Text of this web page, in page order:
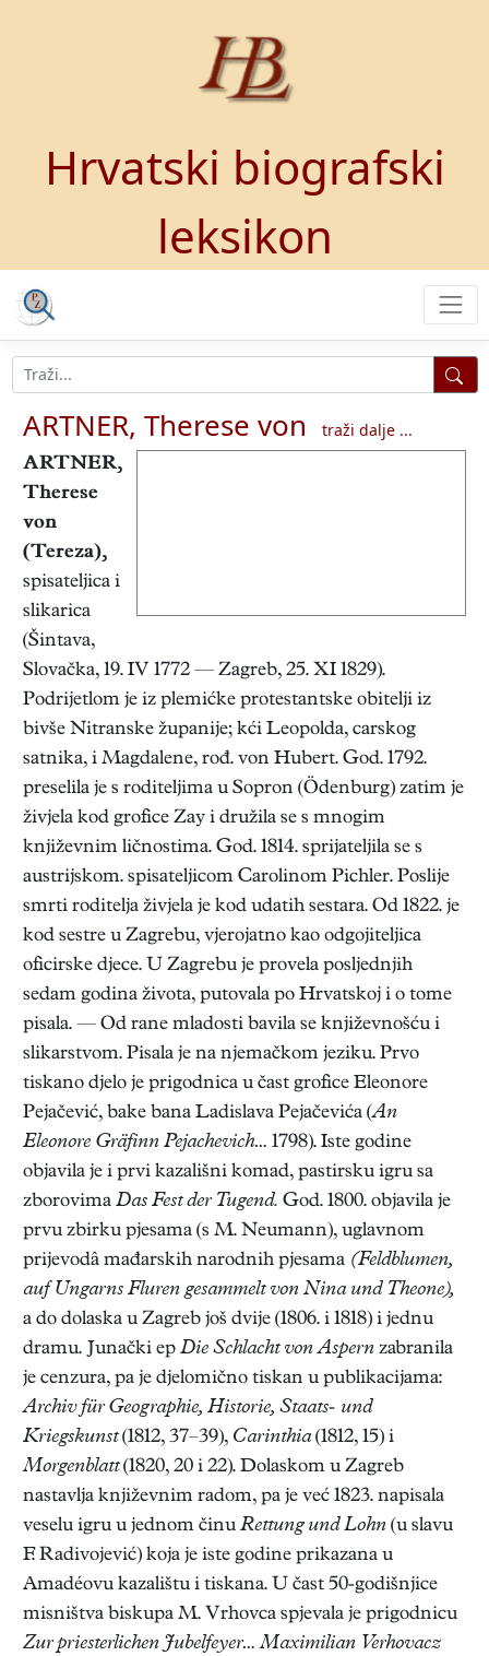
Hrvatski biografski
leksikon
ARTNER, Therese von
traži dalje ...
ARTNER,
Therese
von
(Tereza),
spisateljica i
slikarica
(Šintava,
Slovačka, 19. IV 1772 — Zagreb, 25. XI 1829).
Podrijetlom je iz plemićke protestantske obitelji iz
bivše Nitranske županije; kći Leopolda, carskog
satnika, i Magdalene, rođ. von Hubert. God. 1792.
preselila je s roditeljima u Sopron (Ödenburg) zatim je
živjela kod grofice Zay i družila se s mnogim
književnim ličnostima. God. 1814. sprijateljila se s
austrijskom. spisateljicom Carolinom Pichler. Poslije
smrti roditelja živjela je kod udatih sestara. Od 1822. je
kod sestre u Zagrebu, vjerojatno kao odgojiteljica
oficirske djece. U Zagrebu je provela posljednjih
sedam godina života, putovala po Hrvatskoj i o tome
pisala. — Od rane mladosti bavila se književnošću i
slikarstvom. Pisala je na njemačkom jeziku. Prvo
tiskano djelo je prigodnica u čast grofice Eleonore
Pejačević, bake bana Ladislava Pejačevića (An
Eleonore Gräfinn Pejachevich… 1798). Iste godine
objavila je i prvi kazališni komad, pastirsku igru sa
zborovima Das Fest der Tugend. God. 1800. objavila je
prvu zbirku pjesama (s M. Neumann), uglavnom
prijevodâ mađarskih narodnih pjesama (Feldblumen,
auf Ungarns Fluren gesammelt von Nina und Theone),
a do dolaska u Zagreb još dvije (1806. i 1818) i jednu
dramu. Junački ep Die Schlacht von Aspern zabranila
je cenzura, pa je djelomično tiskan u publikacijama:
Archiv für Geographie, Historie, Staats- und
Kriegskunst(1812, 37–39), Carinthia(1812, 15) i
Morgenblatt(1820, 20 i 22). Dolaskom u Zagreb
nastavlja književnim radom, pa je već 1823. napisala
veselu igru u jednom činu Rettung und Lohn (u slavu
F. Radivojević) koja je iste godine prikazana u
Amadéovu kazalištu i tiskana. U čast 50-godišnjice
misništva biskupa M. Vrhovca spjevala je prigodnicu
Zur priesterlichen Jubelfeyer… Maximilian Verhovacz